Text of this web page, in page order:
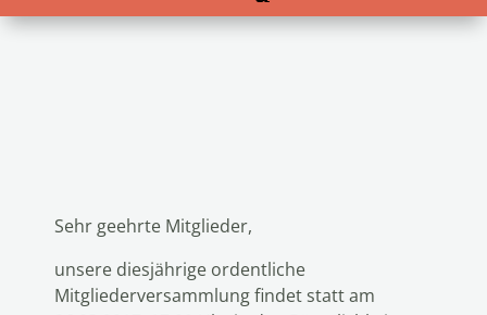
Sehr geehrte Mitglieder,
unsere diesjährige ordentliche
Mitgliederversammlung findet statt am